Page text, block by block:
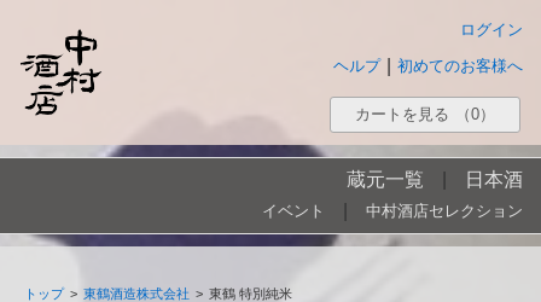
ログイン
初めてのお客様へ
ヘルプ
カートを見る （0）
蔵元一覧 日本酒
イベント 中村酒店セレクション
トップ > 東鶴酒造株式会社 > 東鶴 特別純米